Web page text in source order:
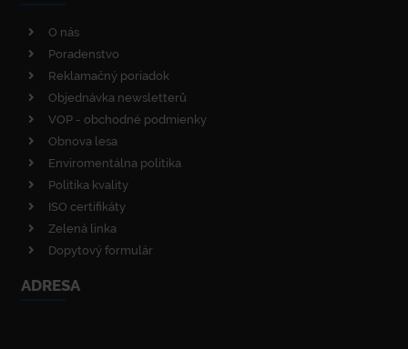
O nás
Poradenstvo
Reklamačný poriadok
Objednávka newsletterů
VOP - obchodné podmienky
Obnova lesa
Enviromentálna politika
Politika kvality
ISO certifikáty
Zelená linka
Dopytový formulár
ADRESA